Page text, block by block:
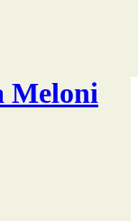
Meloni